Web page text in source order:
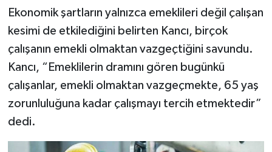
Ekonomik şartların yalnızca emeklileri değil çalışan
kesimi de etkilediğini belirten Kancı, birçok
çalışanın emekli olmaktan vazgeçtiğini savundu.
Kancı, “Emeklilerin dramını gören bugünkü
çalışanlar, emekli olmaktan vazgeçmekte, 65 yaş
zorunluluğuna kadar çalışmayı tercih etmektedir”
dedi.